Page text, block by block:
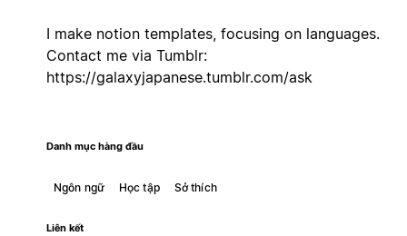
I make notion templates, focusing on languages.
Contact me via Tumblr:
https://galaxyjapanese.tumblr.com/ask
Danh mục hàng đầu
Ngôn ngữ Học tập Sở thích
Liên kết